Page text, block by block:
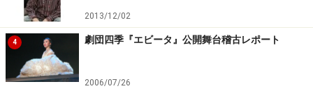
2013/12/02
4 劇団四季『エビータ』公開舞台稽古レポート
2006/07/26